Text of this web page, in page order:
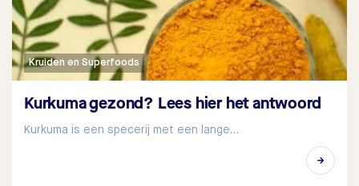
Kruiden en Superfoods
Kurkuma gezond? Lees hier het antwoord
Kurkuma is een specerij met een lange…